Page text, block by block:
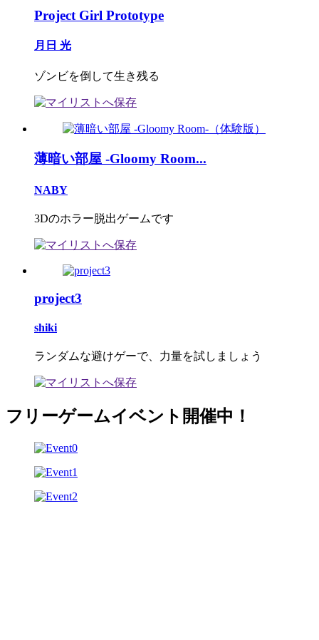
Project Girl Prototype
月日 光
ゾンビを倒して生き残る
薄暗い部屋 -Gloomy Room...
NABY
3Dのホラー脱出ゲームです
project3
shiki
ランダムな避けゲーで、力量を試しましょう
フリーゲームイベント開催中！